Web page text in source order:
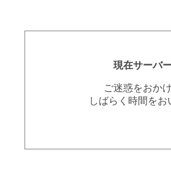
現在サーバ
ご迷惑をおか
しばらく時間を